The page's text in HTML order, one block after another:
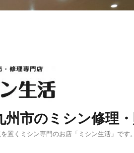
州市のミシン修理
置くミシン専門のお店「ミシン生活」で